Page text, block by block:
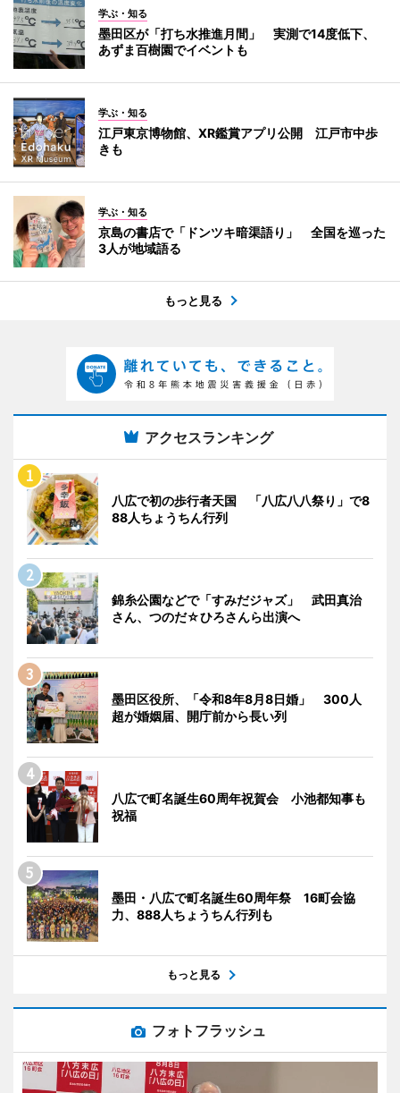
学ぶ・知る
墨田区が「打ち水推進月間」 実測で14度低下、
あずま百樹園でイベントも
学ぶ・知る
江戸東京博物館、XR鑑賞アプリ公開 江戸市中歩
きも
学ぶ・知る
京島の書店で「ドンツキ暗渠語り」 全国を巡った
3人が地域語る
もっと見る
アクセスランキング
八広で初の歩行者天国 「八広八八祭り」で8
88人ちょうちん行列
錦糸公園などで「すみだジャズ」 武田真治
さん、つのだ☆ひろさんら出演へ
墨田区役所、「令和8年8月8日婚」 300人
超が婚姻届、開庁前から長い列
八広で町名誕生60周年祝賀会 小池都知事も
祝福
墨田・八広で町名誕生60周年祭 16町会協
力、888人ちょうちん行列も
もっと見る
フォトフラッシュ